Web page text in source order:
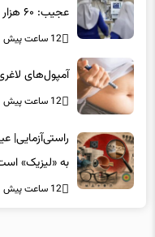
12 ساعت پیش
12 ساعت پیش
به «لیزیک»
می‌کنند؟
12 ساعت پیش